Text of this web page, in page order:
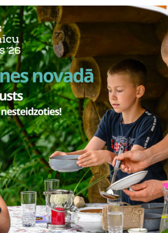
2026. gadam"
Smiltenes novada pašvaldības domes saistošie
Kategorija
Saistošie noteikumi
Par maksas autostāvvietu pie tūrisma
pagastā, Smiltenes novadā
Smiltenes novada pašvaldības domes saistošie
Kategorija
Saistošie noteikumi
Tēma
Sabiedriskā kārtība
Kārtība un apmērs, kādā Smiltenes
pedagogiem var kompensēt
kompensācijas piešķiršanai
Smiltenes novada pašvaldības domes saistošie